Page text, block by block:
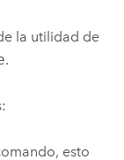
la utilidad de
.
esto